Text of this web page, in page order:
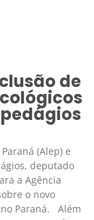
de
(Alep) e
deputado
a Agência
o novo
Paraná. Além